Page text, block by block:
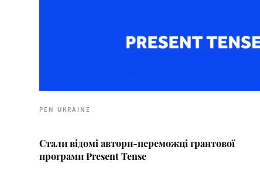
PEN UKRAINE
Стали відомі автори-переможці грантової
програми Present Tense